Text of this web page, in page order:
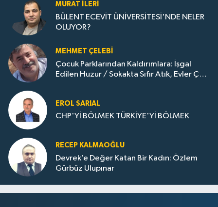
MURAT İLERI
BÜLENT ECEVİT ÜNİVERSİTESİ'NDE NELER
OLUYOR?
MEHMET ÇELEBI
Çocuk Parklarından Kaldırımlara: İşgal
Edilen Huzur / Sokakta Sıfır Atık, Evler Çöp
EROL SARIAL
CHP'Yİ BÖLMEK TÜRKİYE'Yİ BÖLMEK
RECEP KALMAOĞLU
Devrek’e Değer Katan Bir Kadın: Özlem
Gürbüz Ulupınar